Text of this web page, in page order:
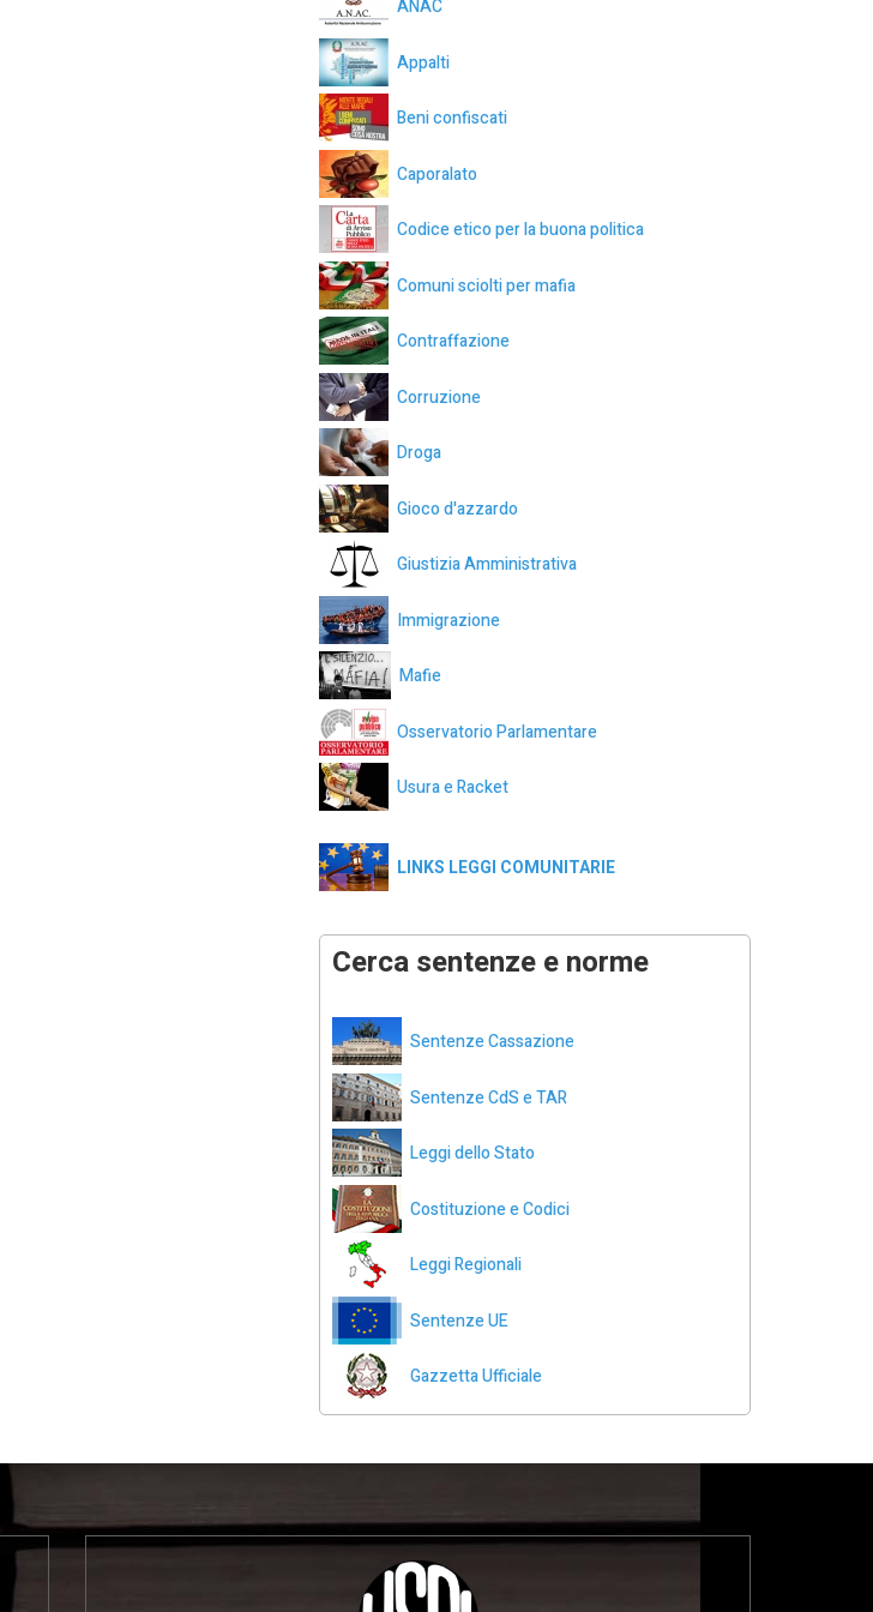
ANAC
Appalti
Beni confiscati
Caporalato
Codice etico per la buona politica
Comuni sciolti per mafia
Contraffazione
Corruzione
Droga
Gioco d'azzardo
Giustizia Amministrativa
Immigrazione
Mafie
Osservatorio Parlamentare
Usura e Racket
LINKS LEGGI COMUNITARIE
Cerca sentenze e norme
Sentenze Cassazione
Sentenze CdS e TAR
Leggi dello Stato
Costituzione e Codici
Leggi Regionali
Sentenze UE
Gazzetta Ufficiale